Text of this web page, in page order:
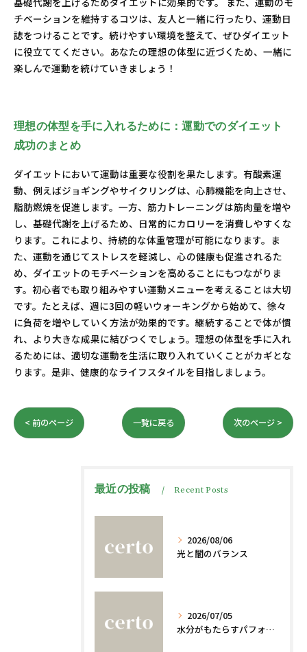
チベーションを維持するコツは、友人と一緒に行ったり、運動日
誌をつけることです。続けやすい環境を整えて、ぜひダイエット
に役立ててください。あなたの理想の体型に近づくため、一緒に
楽しんで運動を続けていきましょう！
理想の体型を手に入れるために：運動でのダイエット
成功のまとめ
ダイエットにおいて運動は重要な役割を果たします。有酸素運
動、例えばジョギングやサイクリングは、心肺機能を向上させ、
脂肪燃焼を促進します。一方、筋力トレーニングは筋肉量を増や
し、基礎代謝を上げるため、日常的にカロリーを消費しやすくな
ります。これにより、持続的な体重管理が可能になります。ま
た、運動を通じてストレスを軽減し、心の健康も促進されるた
め、ダイエットのモチベーションを高めることにもつながりま
す。初心者でも取り組みやすい運動メニューを考えることは大切
です。たとえば、週に3回の軽いウォーキングから始めて、徐々
に負荷を増やしていく方法が効果的です。継続することで体が慣
れ、より大きな成果に結びつくでしょう。理想の体型を手に入れ
るためには、適切な運動を生活に取り入れていくことがカギとな
ります。是非、健康的なライフスタイルを目指しましょう。
< 前のページ 一覧に戻る 次のページ >
最近の投稿 Recent Posts
2026/08/06
光と闇のバランス
2026/07/05
水分がもたらすパフォーマンスへの影響